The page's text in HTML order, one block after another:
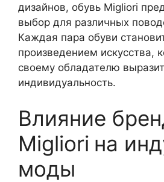
дизайнов, обувь Migliori
выбор для различных
Каждая пара обуви
произведением искусства,
своему обладателю
индивидуальность.
Влияние
Migliori на
моды